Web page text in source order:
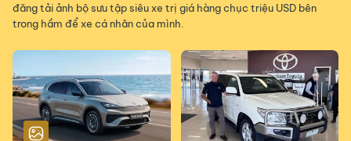
đăng tải ảnh bộ sưu tập siêu xe trị giá hàng chục triệu USD bên
trong hầm để xe cá nhân của mình.